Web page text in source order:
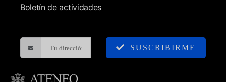
Boletín de actividades
SUSCRIBIRME